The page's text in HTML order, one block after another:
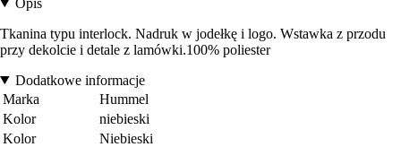
Tkanina typu interlock. Nadruk w jodełkę i logo. Wstawka z przodu
przy dekolcie i detale z lamówki.100% poliester
Dodatkowe informacje
Marka
Hummel
Kolor
niebieski
Kolor
Niebieski